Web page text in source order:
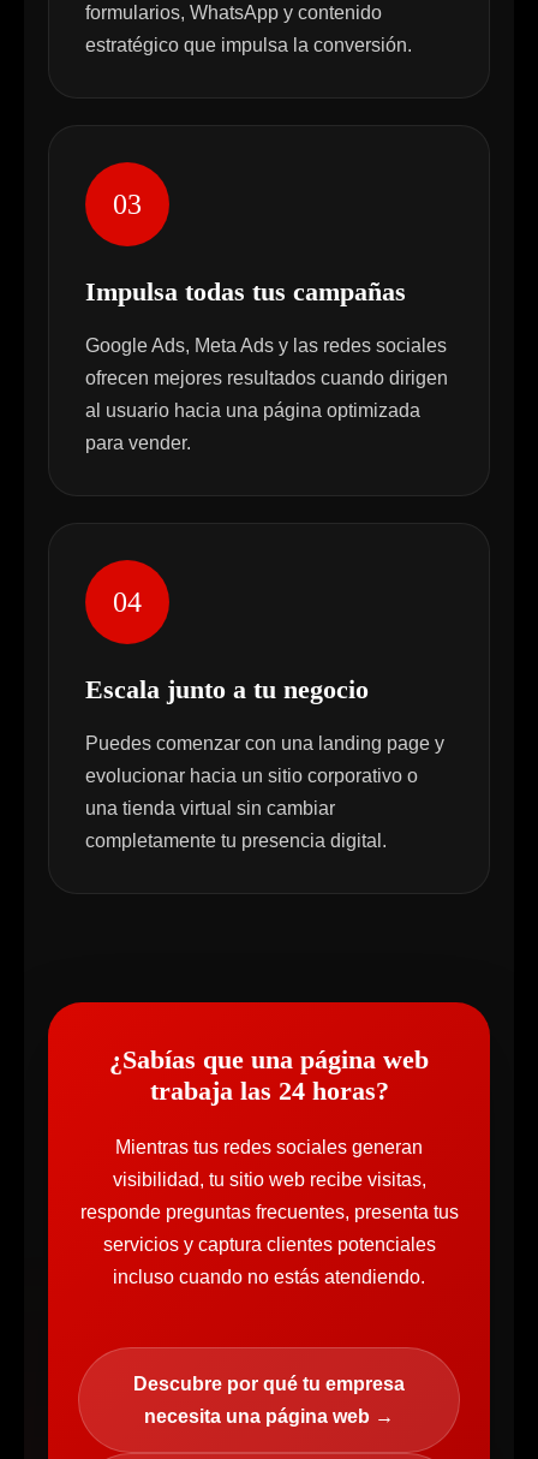
formularios, WhatsApp y contenido
estratégico que impulsa la conversión.
03
Impulsa todas tus campañas
Google Ads, Meta Ads y las redes sociales
ofrecen mejores resultados cuando dirigen
al usuario hacia una página optimizada
para vender.
04
Escala junto a tu negocio
Puedes comenzar con una landing page y
evolucionar hacia un sitio corporativo o
una tienda virtual sin cambiar
completamente tu presencia digital.
¿Sabías que una página web
trabaja las 24 horas?
Mientras tus redes sociales generan
visibilidad, tu sitio web recibe visitas,
responde preguntas frecuentes, presenta tus
servicios y captura clientes potenciales
incluso cuando no estás atendiendo.
Descubre por qué tu empresa
necesita una página web →